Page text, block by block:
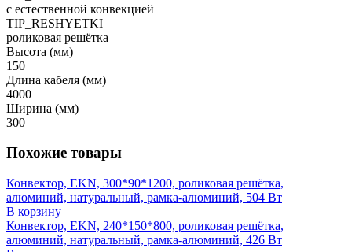
с естественной конвекцией
TIP_RESHYETKI
роликовая решётка
Высота (мм)
150
Длина кабеля (мм)
4000
Ширина (мм)
300
Похожие товары
Конвектор, EKN, 300*90*1200, роликовая решётка,
алюминий, натуральный, рамка-алюминий, 504 Вт
В корзину
Конвектор, EKN, 240*150*800, роликовая решётка,
алюминий, натуральный, рамка-алюминий, 426 Вт